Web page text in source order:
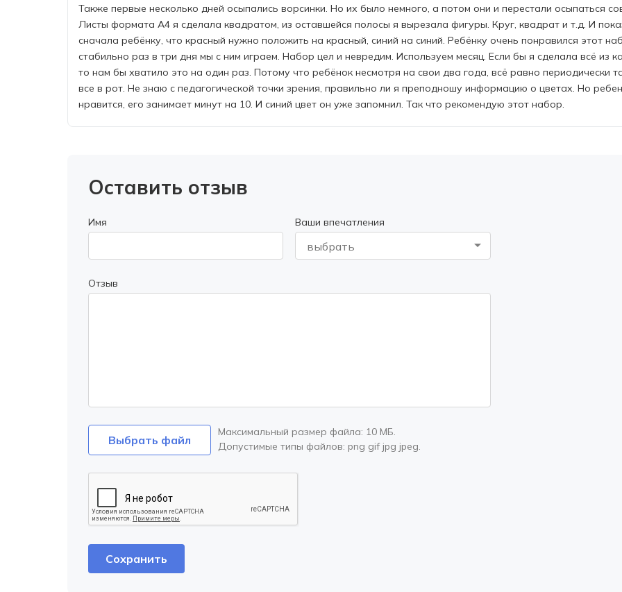
Также первые несколько дней осыпались ворсинки. Но их было немного, а потом они и перестали осыпаться
Листы формата А4 я сделала квадратом, из оставшейся полосы я вырезала фигуры. Круг, квадрат и т.д. И
сначала ребёнку, что красный нужно положить на красный, синий на синий. Ребёнку очень понравился этот
стабильно раз в три дня мы с ним играем. Набор цел и невредим. Используем месяц. Если бы я сделала всё из
то нам бы хватило это на один раз. Потому что ребёнок несмотря на свои два года, всё равно периодически
все в рот. Не знаю с педагогической точки зрения, правильно ли я преподношу информацию о цветах. Но
нравится, его занимает минут на 10. И синий цвет он уже запомнил. Так что рекомендую этот набор.
Оставить отзыв
Имя Ваши впечатления
выбрать
Отзыв
Выбрать файл
Максимальный размер файла: 10 МБ.
Допустимые типы файлов: png gif jpg jpeg.